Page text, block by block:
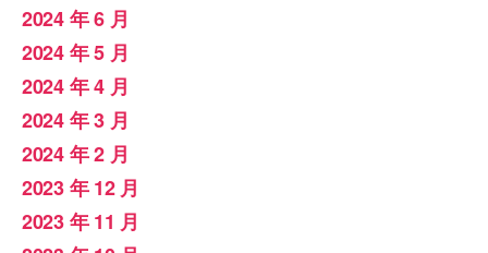
2024 年 6 月
2024 年 5 月
2024 年 4 月
2024 年 3 月
2024 年 2 月
2023 年 12 月
2023 年 11 月